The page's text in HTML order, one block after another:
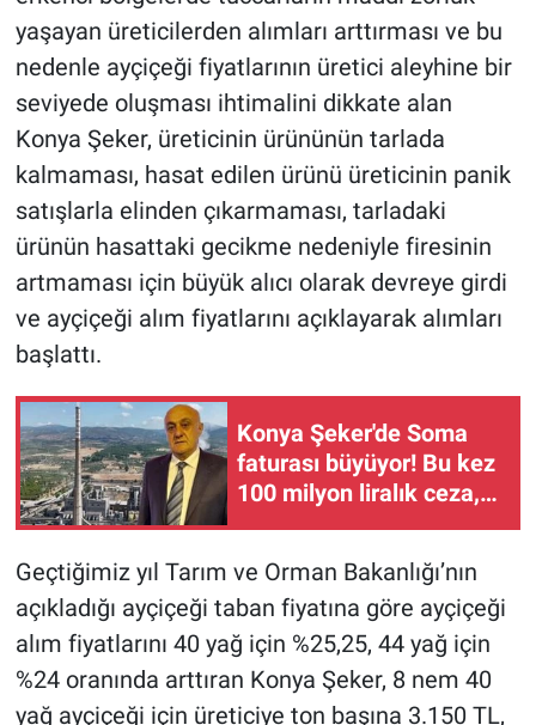
yaşayan üreticilerden alımları arttırması ve bu
nedenle ayçiçeği fiyatlarının üretici aleyhine bir
seviyede oluşması ihtimalini dikkate alan
Konya Şeker, üreticinin ürününün tarlada
kalmaması, hasat edilen ürünü üreticinin panik
satışlarla elinden çıkarmaması, tarladaki
ürünün hasattaki gecikme nedeniyle firesinin
artmaması için büyük alıcı olarak devreye girdi
ve ayçiçeği alım fiyatlarını açıklayarak alımları
başlattı.
Konya Şeker'de Soma
faturası büyüyor! Bu kez
100 milyon liralık ceza,
genel müdür yardımcısı
Geçtiğimiz yıl Tarım ve Orman Bakanlığı’nın
açıkladığı ayçiçeği taban fiyatına göre ayçiçeği
alım fiyatlarını 40 yağ için %25,25, 44 yağ için
%24 oranında arttıran Konya Şeker, 8 nem 40
yağ ayçiçeği için üreticiye ton başına 3.150 TL,